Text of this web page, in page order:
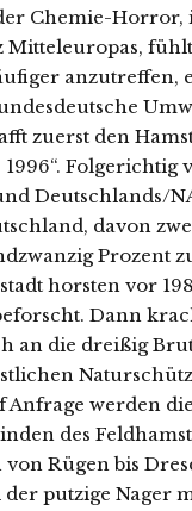
Chemie-
anzutreffen,
zuerst den
Deutschlands/
davon
Prozent
horsten vor
Dann
an die dreißig
werden
des
Rügen bis
putzige Nager